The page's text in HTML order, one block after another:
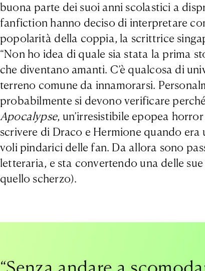
buona parte dei suoi anni scolastici a
fanfiction hanno deciso di interpretare
popolarità della coppia, la scrittrice
“Non ho idea di quale sia stata la prima
che diventano amanti. C’è qualcosa di
terreno comune da innamorarsi.
probabilmente si devono verificare
Apocalypse, un’irresistibile epopea
scrivere di Draco e Hermione quando
voli pindarici delle fan. Da allora sono
letteraria, e sta convertendo una delle
quello scherzo).